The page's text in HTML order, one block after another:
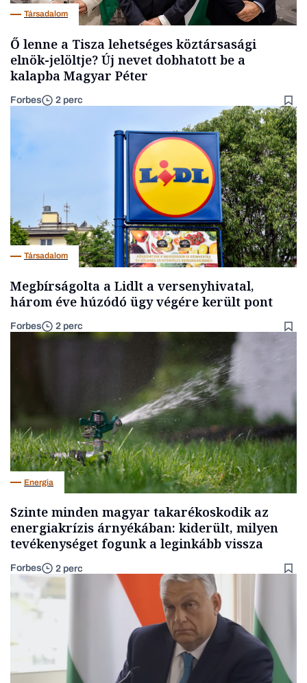
Társadalom
Ő lenne a Tisza lehetséges köztársasági
elnök-jelöltje? Új nevet dobhatott be a
kalapba Magyar Péter
Forbes 2 perc
Társadalom
Megbírságolta a Lidlt a versenyhivatal,
három éve húzódó ügy végére került pont
Forbes 2 perc
Energia
Szinte minden magyar takarékoskodik az
energiakrízis árnyékában: kiderült, milyen
tevékenységet fogunk a leginkább vissza
Forbes 2 perc